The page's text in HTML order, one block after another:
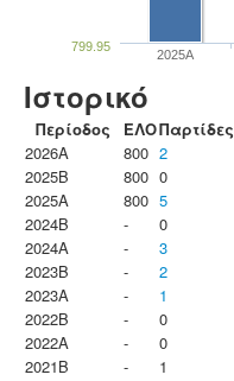
2025A
799.95
Ιστορικό
Περίοδος ΕΛΟΠαρτίδες
2026A
800 2
2025B
800 0
2025A
800 5
2024B
-
0
2024A
-
3
2023B
-
2
2023Α
-
1
2022B
-
0
2022A
-
0
2021B
-
1